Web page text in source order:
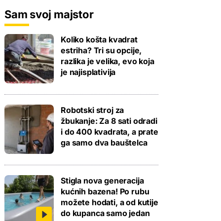
Sam svoj majstor
Koliko košta kvadrat
estriha? Tri su opcije,
razlika je velika, evo koja
je najisplativija
Robotski stroj za
žbukanje: Za 8 sati odradi
i do 400 kvadrata, a prate
ga samo dva bauštelca
Stigla nova generacija
kućnih bazena! Po rubu
možete hodati, a od kutije
do kupanca samo jedan